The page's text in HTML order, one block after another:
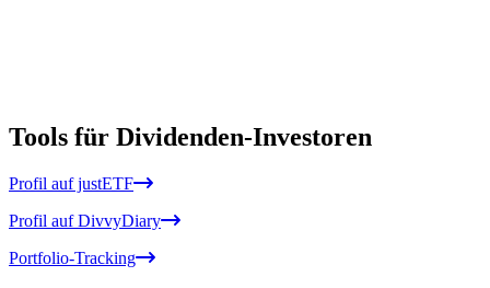
Tools für Dividenden-Investoren
Profil auf justETF
Profil auf DivvyDiary
Portfolio-Tracking